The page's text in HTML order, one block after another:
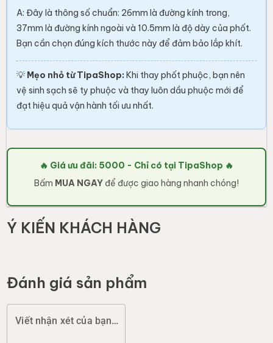
A: Đây là thông số chuẩn: 26mm là đường kính trong,
37mm là đường kính ngoài và 10.5mm là độ dày của phốt.
Bạn cần chọn đúng kích thước này để đảm bảo lắp khít.
💡 Mẹo nhỏ từ TipaShop: Khi thay phốt phuộc, bạn nên
vệ sinh sạch sẽ ty phuộc và thay luôn dầu phuộc mới để
đạt hiệu quả vận hành tối ưu nhất.
🔥 Giá ưu đãi: 5000 - Chỉ có tại TipaShop 🔥
Bấm MUA NGAY để được giao hàng nhanh chóng!
Ý KIẾN KHÁCH HÀNG
Đánh giá sản phẩm
Viết nhận xét của bạn (chất lượng, đóng gói, giao hàng...)